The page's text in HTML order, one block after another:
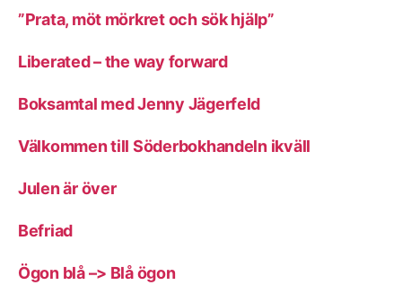
”Prata, möt mörkret och sök hjälp”
Liberated – the way forward
Boksamtal med Jenny Jägerfeld
Välkommen till Söderbokhandeln ikväll
Julen är över
Befriad
Ögon blå –> Blå ögon